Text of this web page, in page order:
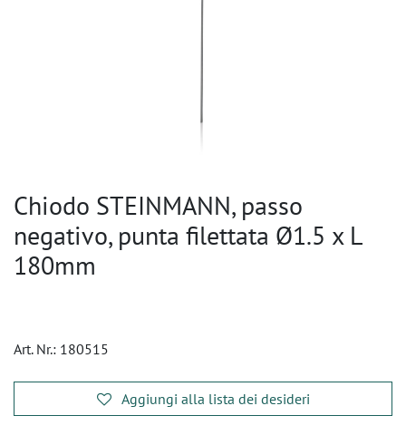
Chiodo STEINMANN, passo
negativo, punta filettata Ø1.5 x L
180mm
Art. Nr.: 180515
Aggiungi alla lista dei desideri